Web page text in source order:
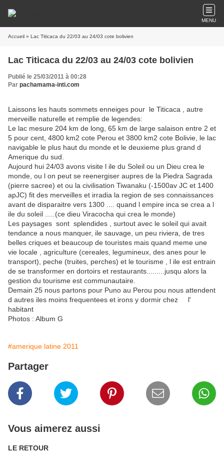
MENU
Accueil » Lac Titicaca du 22/03 au 24/03 cote bolivien
Lac Titicaca du 22/03 au 24/03 cote bolivien
Publié le 25/03/2011 à 00:28
Par pachamama-inti.com
Laissons les hauts sommets enneiges pour le Titicaca , autre
merveille naturelle et remplie de legendes:
Le lac mesure 204 km de long, 65 km de large salaison entre 2 et
5 pour cent, 4800 km2 cote Perou et 3800 km2 cote Bolivie, le lac
navigable le plus haut du monde et le deuxieme plus grand d
Amerique du sud.
Aujourd hui 24/03 avons visite l ile du Soleil ou un Dieu crea le
monde, ou l on peut se reenergiser aupres de la Piedra Sagrada
(pierre sacree) et ou la civilisation Tiwanaku (-1500av JC et 1400
apJC) fit des merveilles et irradia la region de ses connaissances
avant de disparaitre vers 1300 .... quand l empire inca se crea a l
ile du soleil .....(ce dieu Viracocha qui crea le monde)
Les paysages sont splendides , surtout avec le soleil qui avait
tendance a nous manquer, ile sauvage, un peu riviera, de tres
belles criques et beaucoup de touristes mais quand meme une
vie locale , agriculture (cereales, legumineux, des anes pour le
transport), peche (truites, perches) et le tourisme , l ile est entrain
de se transformer en dortoirs et restaurants.........jusqu alors la
gestion du tourisme est communautaire.
Demain 25 nous partons pour Puno au Perou pou nous attendent
d autres iles moins frequentees et irons y dormir chez l'
habitant
Photos : Album G
#amerique latine 2011
Partager
Vous aimerez aussi
LE RETOUR